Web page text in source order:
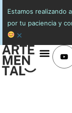
Estamos realizando
por tu paciencia y
×